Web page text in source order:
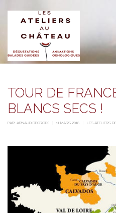
TOUR DE
BLANCS SECS !
PAR: ARNAUD DECROIX 11 MARS 2018 LES ATELIERS